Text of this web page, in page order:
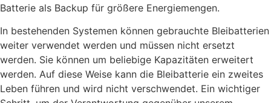
Batterie als Backup für größere Energiemengen.
In bestehenden Systemen können gebrauchte Bleibatterien
weiter verwendet werden und müssen nicht ersetzt
werden. Sie können um beliebige Kapazitäten erweitert
werden. Auf diese Weise kann die Bleibatterie ein zweites
Leben führen und wird nicht verschwendet. Ein wichtiger